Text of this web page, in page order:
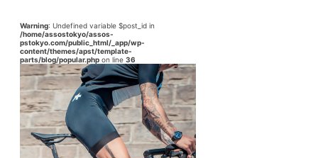
Warning: Undefined variable $post_id in
/home/assostokyo/assos-
pstokyo.com/public_html/_app/wp-
content/themes/apst/template-
parts/blog/popular.php on line 36